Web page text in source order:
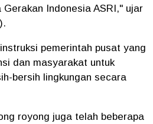
Gerakan Indonesia ASRI," ujar
pemerintah pusat yang
dan masyarakat untuk
bersih lingkungan secara
royong juga telah beberapa